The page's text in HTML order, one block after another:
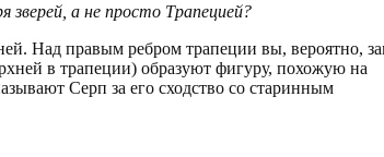
зверей, а не просто Трапецией?
Над правым ребром трапеции вы, вероятно,
в трапеции) образуют фигуру, похожую на
Серп за его сходство со старинным